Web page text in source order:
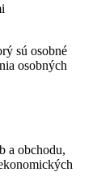
sú osobné
osobných
a obchodu,